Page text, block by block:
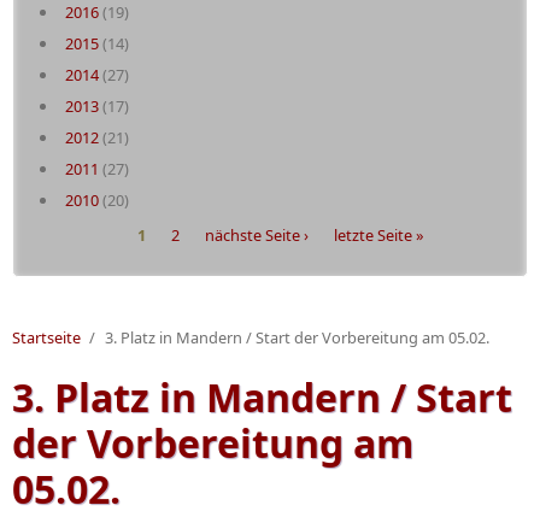
2016(19)
2015(14)
2014(27)
2013(17)
2012(21)
2011 (27)
2010(20)
1 2 nächste Seite › letzte Seite »
Startseite / 3. Platz in Mandern / Start der Vorbereitung am 05.02.
3. Platz in Mandern / Start
der Vorbereitung am
05.02.